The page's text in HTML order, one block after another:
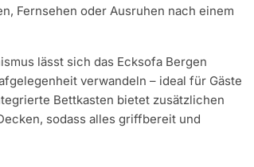
Fernsehen oder Ausruhen nach einem
lässt sich das Ecksofa Bergen
verwandeln – ideal für Gäste
Bettkasten bietet zusätzlichen
sodass alles griffbereit und